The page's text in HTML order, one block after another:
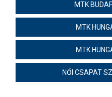
MTK
MTK
MTK
NŐI CSAPAT